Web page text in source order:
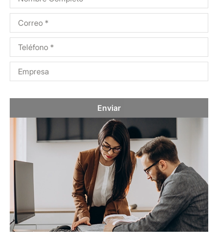
Enviar